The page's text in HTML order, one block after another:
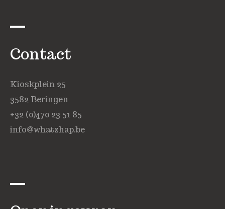
Contact
Kioskplein 25
3582 Beringen
+32 (0)470 23 51 85
info@whatzhap.be